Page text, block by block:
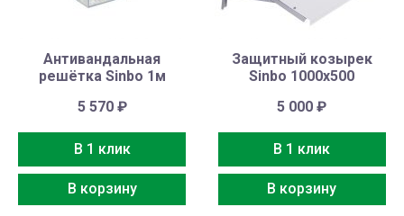
Антивандальная
решётка Sinbo 1м
5 570 ₽
В 1 клик
В корзину
Защитный козырек
Sinbo 1000х500
5 000₽
В 1 клик
В корзину